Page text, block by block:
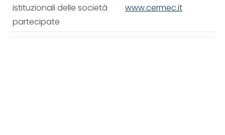
istituzionali delle società
partecipate
www.cermec.it